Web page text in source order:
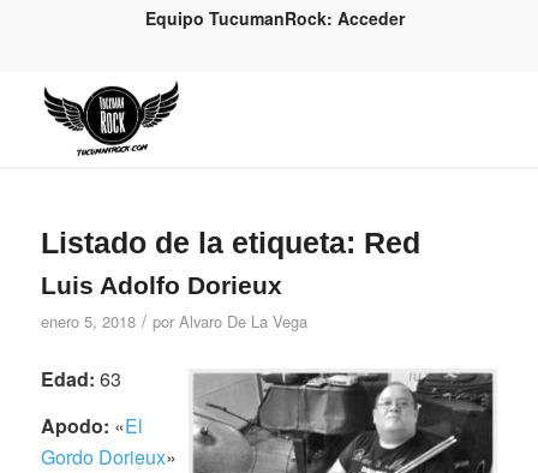
Equipo TucumanRock: Acceder
Listado de la etiqueta: Red
Luis Adolfo Dorieux
enero 5, 2018 / por Alvaro De La Vega
Edad: 63
Apodo: «El
Gordo Dorieux»